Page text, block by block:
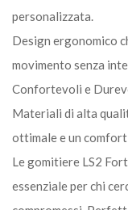
personalizzata.
Design ergonomico
movimento senza
Confortevoli e
Materiali di alta
ottimale e un
Le gomitiere LS2
essenziale per chi